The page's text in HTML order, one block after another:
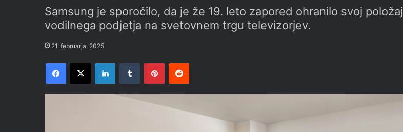
Samsung je sporočilo, da je že 19. leto zapored ohranilo svoj položaj
vodilnega podjetja na svetovnem trgu televizorjev.
21. februarja, 2025
Facebook
X LinkedInTumblr PinterestReddit